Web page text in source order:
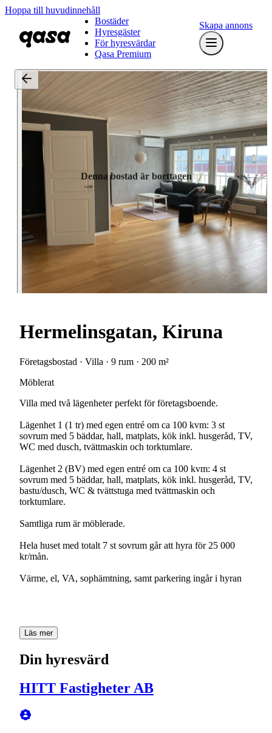
Hoppa till huvudinnehåll
Bostäder
Hyresgäster
För hyresvärdar
Qasa Premium
Skapa annons
Denna bostad är borttagen
Hermelinsgatan, Kiruna
Företagsbostad · Villa · 9 rum · 200 m²
Möblerat
Villa med två lägenheter perfekt för företagsboende.
Lägenhet 1 (1 tr) med egen entré om ca 100 kvm: 3 st
sovrum med 5 bäddar, hall, matplats, kök inkl. husgeråd, TV,
WC med dusch, tvättmaskin och torktumlare.
Lägenhet 2 (BV) med egen entré om ca 100 kvm: 4 st
sovrum med 5 bäddar, hall, matplats, kök inkl. husgeråd, TV,
bastu/dusch, WC & tvättstuga med tvättmaskin och
torktumlare.
Samtliga rum är möblerade.
Hela huset med totalt 7 st sovrum går att hyra för 25 000
kr/mån.
Värme, el, VA, sophämtning, samt parkering ingår i hyran
Läs mer
Din hyresvärd
HITT Fastigheter AB